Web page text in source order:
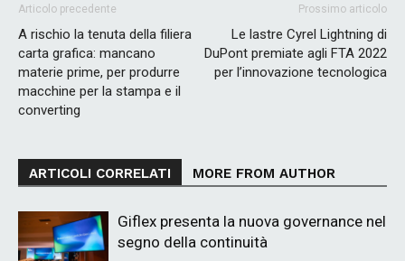
Articolo precedente
A rischio la tenuta della filiera
carta grafica: mancano
materie prime, per produrre
macchine per la stampa e il
converting
Prossimo articolo
Le lastre Cyrel Lightning di
DuPont premiate agli FTA 2022
per l’innovazione tecnologica
ARTICOLI CORRELATI MORE FROM AUTHOR
Giflex presenta la nuova governance nel
segno della continuità